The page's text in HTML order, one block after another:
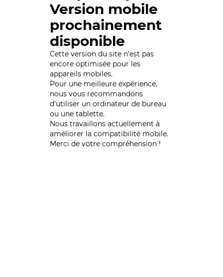
Version mobile
prochainement
disponible
Cette version du site n’est pas
encore optimisée pour les
appareils mobiles.
Pour une meilleure expérience,
nous vous recommandons
d'utiliser un ordinateur de bureau
ou une tablette.
Nous travaillons actuellement à
améliorer la compatibilité mobile.
Merci de votre compréhension !